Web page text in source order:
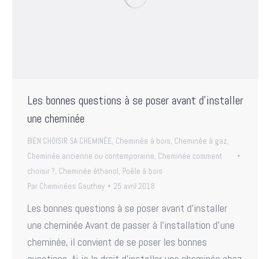
Les bonnes questions à se poser avant d’installer
une cheminée
BIEN CHOISIR SA CHEMINÉE, Cheminée à bois, Cheminée à gaz,
Cheminée ancienne ou contemporaine, Cheminée comment
choisir ?, Cheminée éthanol, Poêle à bois
Par Cheminées Gauthey 25 avril 2018
Les bonnes questions à se poser avant d’installer
une cheminée Avant de passer à l’installation d’une
cheminée, il convient de se poser les bonnes